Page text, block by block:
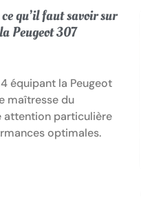
qu’il faut savoir sur
Peugeot 307
équipant la Peugeot
maîtresse du
attention particulière
optimales.